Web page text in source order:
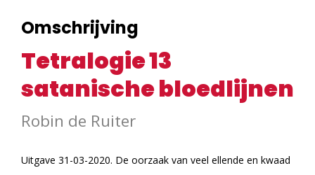
Omschrijving
Tetralogie 13
satanische bloedlijnen
Robin de Ruiter
Uitgave 31-03-2020. De oorzaak van veel ellende en kwaad